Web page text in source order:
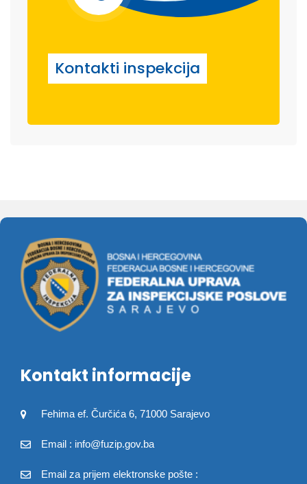
Kontakti inspekcija
Kontakt informacije
Fehima ef. Čurčića 6, 71000 Sarajevo
Email : info@fuzip.gov.ba
Email za prijem elektronske pošte :